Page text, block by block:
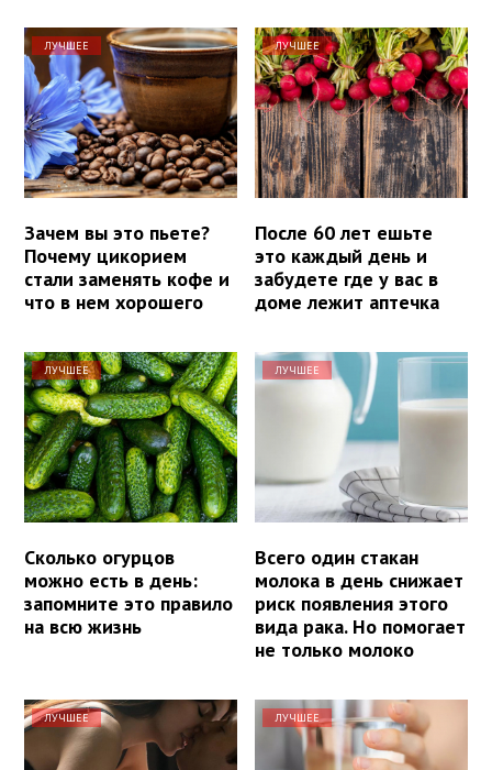
ЛУЧШЕЕ
Зачем вы это пьете?
Почему цикорием
стали заменять кофе и
что в нем хорошего
ЛУЧШЕЕ
После 60 лет ешьте
это каждый день и
забудете где у вас в
доме лежит аптечка
ЛУЧШЕЕ
Сколько огурцов
можно есть в день:
запомните это правило
на всю жизнь
ЛУЧШЕЕ
Всего один стакан
молока в день снижает
риск появления этого
вида рака. Но помогает
не только молоко
ЛУЧШЕЕ ЛУЧШЕЕ